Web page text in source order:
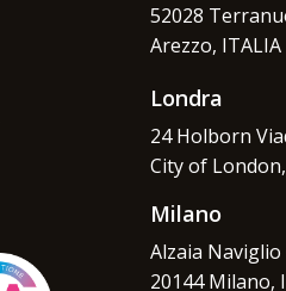
52028
Arezzo, ITALIA
Londra
24 Holborn
City of
Milano
Alzaia Naviglio
20144 Milano,